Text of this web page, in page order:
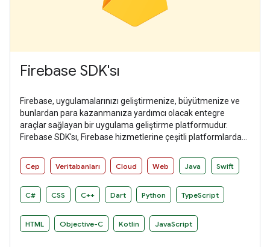
Firebase SDK'sı
Firebase, uygulamalarınızı geliştirmenize, büyütmenize ve
bunlardan para kazanmanıza yardımcı olacak entegre
araçlar sağlayan bir uygulama geliştirme platformudur.
Firebase SDK'sı, Firebase hizmetlerine çeşitli platformlarda
Cep Veritabanları Cloud Web Java Swift
C# CSS C++ Dart Python TypeScript
HTML Objective-C Kotlin JavaScript